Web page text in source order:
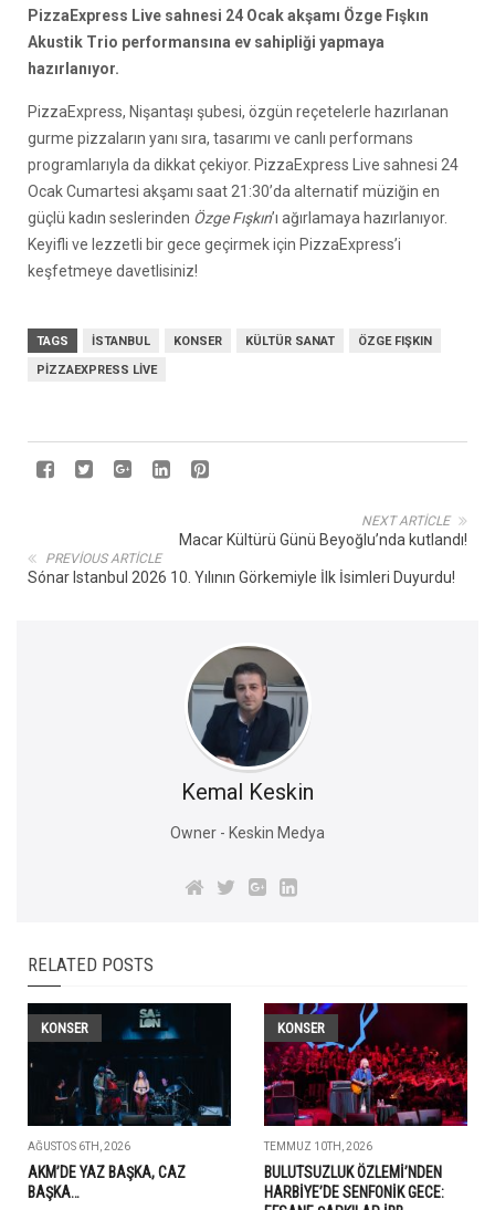
PizzaExpress Live sahnesi 24 Ocak akşamı Özge Fışkın
Akustik Trio performansına ev sahipliği yapmaya
hazırlanıyor.
PizzaExpress, Nişantaşı şubesi, özgün reçetelerle hazırlanan
gurme pizzaların yanı sıra, tasarımı ve canlı performans
programlarıyla da dikkat çekiyor. PizzaExpress Live sahnesi 24
Ocak Cumartesi akşamı saat 21:30’da alternatif müziğin en
güçlü kadın seslerinden Özge Fışkın’ı ağırlamaya hazırlanıyor.
Keyifli ve lezzetli bir gece geçirmek için PizzaExpress’i
keşfetmeye davetlisiniz!
TAGS İSTANBUL KONSER KÜLTÜR SANAT
ÖZGE FIŞKIN
PIZZAEXPRESS LIVE
NEXT ARTICLE
Macar Kültürü Günü Beyoğlu’nda kutlandı!
PREVIOUS ARTICLE
Sónar Istanbul 2026 10. Yılının Görkemiyle İlk İsimleri Duyurdu!
Kemal Keskin
Owner - Keskin Medya
RELATED POSTS
KONSER
AĞUSTOS 6TH, 2026
AKM’DE YAZ BAŞKA, CAZ
BAŞKA…
KONSER
TEMMUZ 10TH, 2026
BULUTSUZLUK ÖZLEMİ’NDEN
HARBİYE’DE SENFONİK GECE: